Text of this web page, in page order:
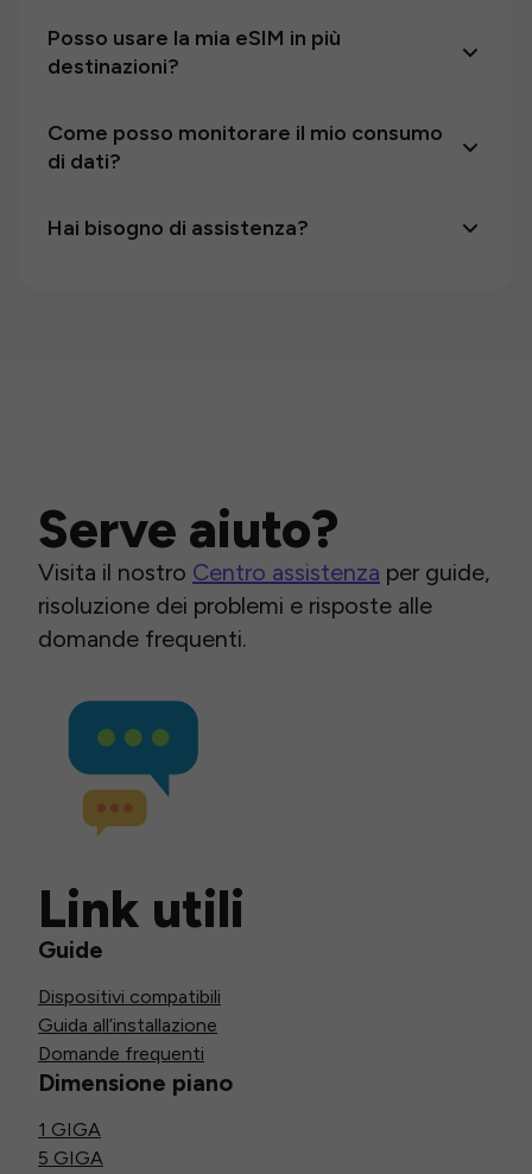
Posso usare la mia eSIM in più
destinazioni?
Come posso monitorare il mio consumo
di dati?
Hai bisogno di assistenza?
Serve aiuto?
Visita il nostro Centro assistenza per guide,
risoluzione dei problemi e risposte alle
domande frequenti.
Link utili
Guide
Dispositivi compatibili
Guida all’installazione
Domande frequenti
Dimensione piano
1 GIGA
5 GIGA